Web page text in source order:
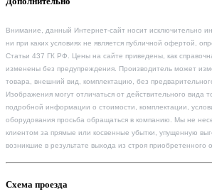
Внимание, данный Интернет-сайт носит исключительно
ни при каких условиях не является публичной офертой,
Статьи 437 ГК РФ. Цены на сайте приведены, как
изменены без предупреждения. Производитель может
товара, внешний вид, комплектацию, без
Изображения могут отличаться от действительного вида
подробной информации о стоимости, комплектации,
оборудования просьба обращаться в компанию. Мы не
клиентом за прямые или косвенные убытки, упущенную
возникшие в результате выхода из строя приобретенного
Схема проезда